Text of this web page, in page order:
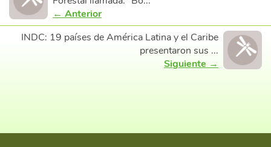
← Anterior
INDC: 19 países de América Latina y el Caribe
presentaron sus ...
Siguiente →